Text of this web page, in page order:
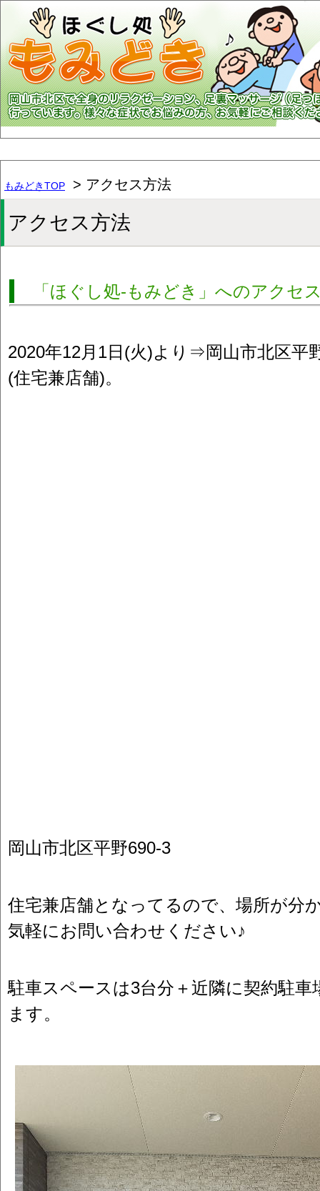
もみどきTOP > アクセス方法
アクセス方法
「ほぐし処-もみどき」へのアクセ
2020年12月1日(火)より⇒岡山市北区平
(住宅兼店舗)。
岡山市北区平野690-3
住宅兼店舗となってるので、場所が分
気軽にお問い合わせください♪
駐車スペースは3台分＋近隣に契約駐車
ます。